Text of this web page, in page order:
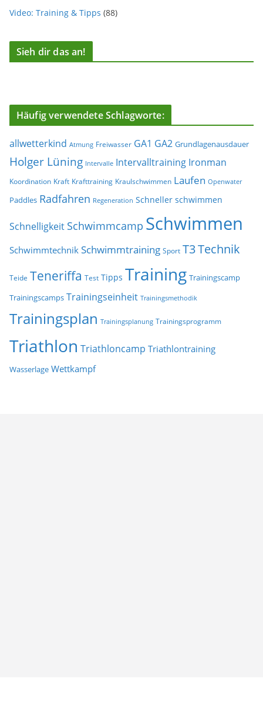
Video: Training & Tipps (88)
Sieh dir das an!
Häufig verwendete Schlagworte:
allwetterkind Atmung Freiwasser GA1 GA2 Grundlagenausdauer
Holger Lüning Intervalle Intervalltraining Ironman
Koordination Kraft Krafttraining Kraulschwimmen Laufen Openwater
Paddles Radfahren Regeneration Schneller schwimmen
Schnelligkeit Schwimmcamp Schwimmen
Schwimmtechnik Schwimmtraining Sport T3Technik
Teide Teneriffa Test Tipps Training Trainingscamp
Trainingscamps Trainingseinheit Trainingsmethodik
Trainingsplan Trainingsplanung Trainingsprogramm
Triathlon Triathloncamp Triathlontraining
Wasserlage Wettkampf